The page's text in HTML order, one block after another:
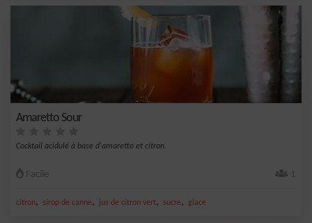
Amaretto Sour
Cocktail acidulé à base d'amaretto et citron.
Facile 1
citron, sirop de canne, jus de citron vert, sucre, glace